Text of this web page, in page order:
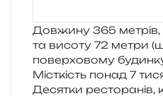
Довжину 365
та висо­ту 72 метри
повер­хо­во­му
Місткість понад 7
Десятки ресто­ра­нів,